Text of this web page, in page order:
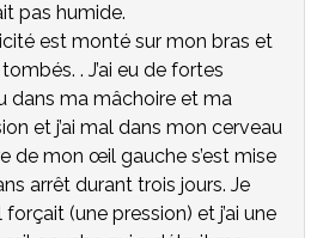
pas humide.
est monté sur mon bras et
. J’ai eu de fortes
dans ma mâchoire et ma
et j’ai mal dans mon cerveau
de mon œil gauche s’est mise
arrêt durant trois jours. Je
(une pression) et j’ai une